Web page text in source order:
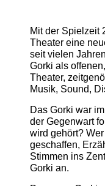
Mit der Spielzeit
Theater eine
seit vielen
Gorki als
Theater,
Musik, Sound,
Das Gorki war
der Gegenwart
wird gehört?
geschaffen,
Stimmen ins
Gorki an.